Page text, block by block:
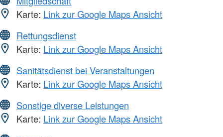
Karte: Link zur Google Maps Ansicht
Rettungsdienst
Karte: Link zur Google Maps Ansicht
Sanitätsdienst bei Veranstaltungen
Karte: Link zur Google Maps Ansicht
Sonstige diverse Leistungen
Karte: Link zur Google Maps Ansicht